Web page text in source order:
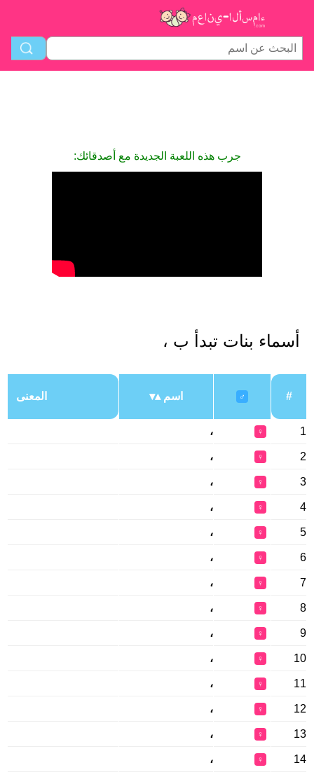
جرب هذه اللعبة الجديدة مع أصدقائك:
أسماء بنات تبدأ ب ،
#
♂ اسم المعنى
1
♀ ،
2
♀ ،
3
♀ ،
4
♀ ،
5
♀ ،
6
♀ ،
7
♀ ،
8
♀ ،
9
♀ ،
10
♀ ،
11
♀ ،
12
♀ ،
13
♀ ،
14
♀ ،